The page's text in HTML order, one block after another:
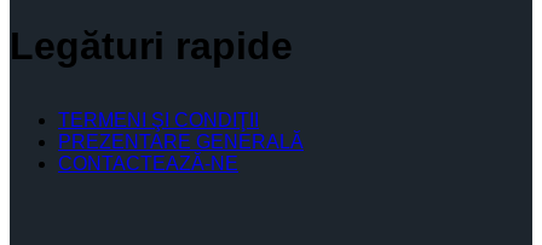
Legături rapide
TERMENI ŞI CONDIŢII
PREZENTARE GENERALĂ
CONTACTEAZĂ-NE